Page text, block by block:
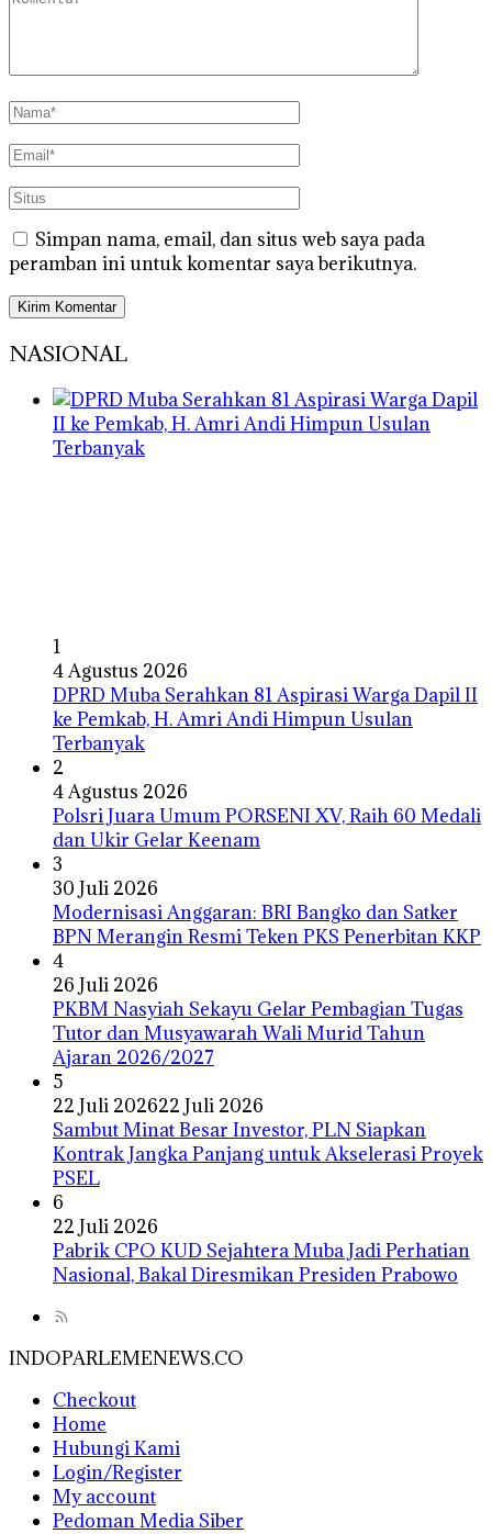
Simpan nama, email, dan situs web saya pada
peramban ini untuk komentar saya berikutnya.
NASIONAL
1
4 Agustus 2026
DPRD Muba Serahkan 81 Aspirasi Warga Dapil II
ke Pemkab, H. Amri Andi Himpun Usulan
Terbanyak
2
4 Agustus 2026
Polsri Juara Umum PORSENI XV, Raih 60 Medali
dan Ukir Gelar Keenam
3
30 Juli 2026
Modernisasi Anggaran: BRI Bangko dan Satker
BPN Merangin Resmi Teken PKS Penerbitan KKP
4
26 Juli 2026
PKBM Nasyiah Sekayu Gelar Pembagian Tugas
Tutor dan Musyawarah Wali Murid Tahun
Ajaran 2026/2027
5
22 Juli 202622 Juli 2026
Sambut Minat Besar Investor, PLN Siapkan
Kontrak Jangka Panjang untuk Akselerasi Proyek
PSEL
6
22 Juli 2026
Pabrik CPO KUD Sejahtera Muba Jadi Perhatian
Nasional, Bakal Diresmikan Presiden Prabowo
INDOPARLEMENEWS.CO
Checkout
Home
Hubungi Kami
Login/Register
My account
Pedoman Media Siber